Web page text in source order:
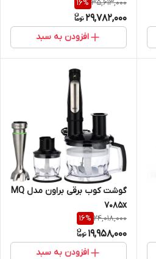
35,613,000
16%
29,782,000
افزودن به سبد
گوشت کوب برقی براون مدل MQ
7085x
24,018,000
16%
19,958,000
افزودن به سبد